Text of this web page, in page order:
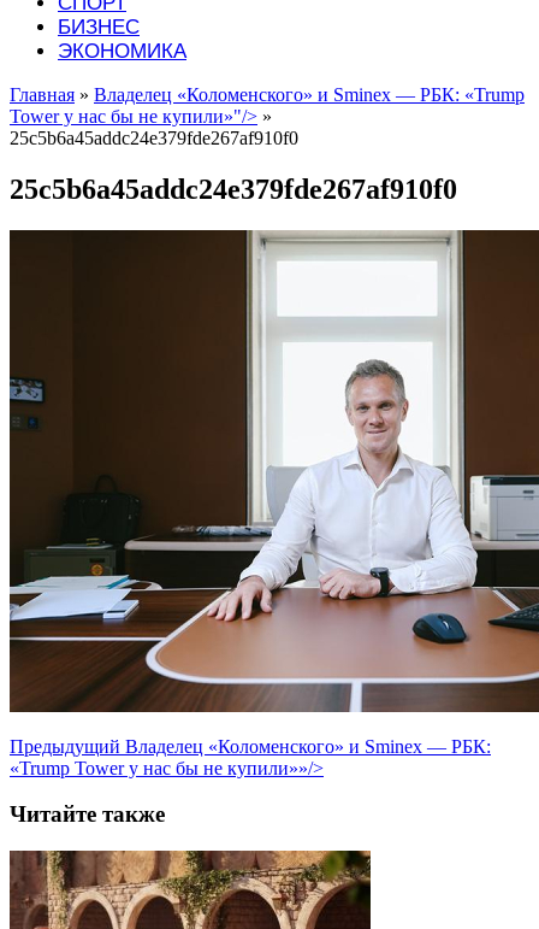
БИЗНЕС
ЭКОНОМИКА
Главная » Владелец «Коломенского» и Smineх — РБК: «Trump
Tower у нас бы не купили»"/> »
25c5b6a45addc24e379fde267af910f0
25c5b6a45addc24e379fde267af910f0
Предыдущий Владелец «Коломенского» и Smineх — РБК:
«Trump Tower у нас бы не купили»»/>
Читайте также